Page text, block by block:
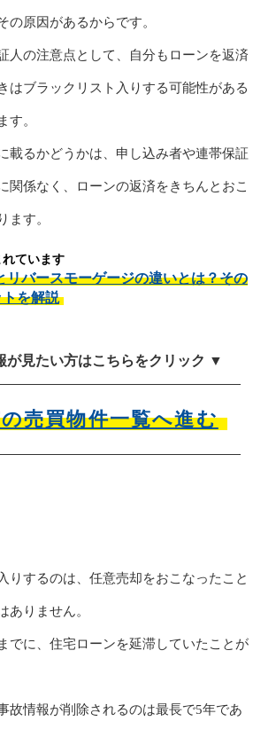
の原因があるからです。
人の注意点として、自分もローンを返済
はブラックリスト入りする可能性がある
す。
載るかどうかは、申し込み者や連帯保証
関係なく、ローンの返済をきちんとおこ
ます。
ています
リバースモーゲージの違いとは？その
を解説
が見たい方はこちらをクリック ▼
売買物件一覧へ進む
りするのは、任意売却をおこなったこと
ありません。
でに、住宅ローンを延滞していたことが
故情報が削除されるのは最長で5年であ